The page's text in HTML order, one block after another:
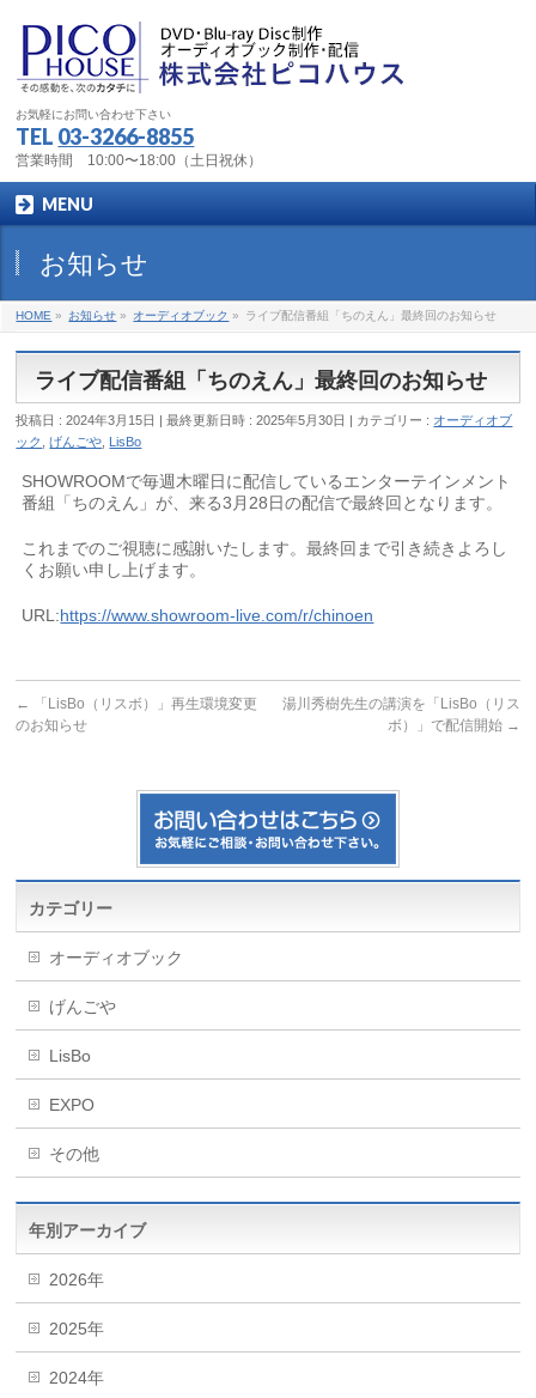
お気軽にお問い合わせ下さい
TEL 03-3266-8855
営業時間 10:00〜18:00（土日祝休）
MENU
お知らせ
HOME » お知らせ » オーディオブック » ライブ配信番組「ちのえん」最終回のお知らせ
ライブ配信番組「ちのえん」最終回のお知らせ
投稿日 : 2024年3月15日 最終更新日時 : 2025年5月30日 カテゴリー : オーディオブ
ック
,げんごや LisBo
SHOWROOMで毎週木曜日に配信しているエンターテインメント
番組「ちのえん」が、来る3月28日の配信で最終回となります。
これまでのご視聴に感謝いたします。最終回まで引き続きよろし
くお願い申し上げます。
URL:https://www.showroom-live.com/r/chinoen
←
「LisBo（リスボ）」再生環境変更
のお知らせ
湯川秀樹先生の講演を「LisBo（リス
ボ）」で配信開始 →
カテゴリー
オーディオブック
げんごや
LisBo
EXPO
その他
年別アーカイブ
2026年
2025年
2024年